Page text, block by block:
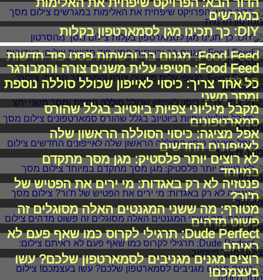
במגרשים
DIY: כך תכינו מגן לסמארטפון בקלות
Food Feed: מגנום בר ורשתות פסט פוד חדשות
Food Feed: חטיפי עלית משנים צורה והמבורגר
חברתי
כל אחד צריך: כיסוי לאייפון שכולל סוללה נוספת
ומסך משני
מקבל מיליוני צפיות ביוטיוב בגלל שהורס
סמארטפונים
אפל מציגה: כיסוי הסוללה הראשון שלה
לאייפונים החדשים
לא רוצים יותר פלסטיק: מגן מסך מתקדם
במיוחד
פנטזיה לא רק באגדות: מי ירים את הפטיש של
ת'ור?
מטורף: מה ששני המגנטים האלה מסוגלים זה
פשוט מדהים
Dude Perfect: תרגילי לקרוס כמו שאף פעם לא
ראיתם
רוצים מגנים מגניבים לסמארטפון שלכם? עשו
בעצמכם!